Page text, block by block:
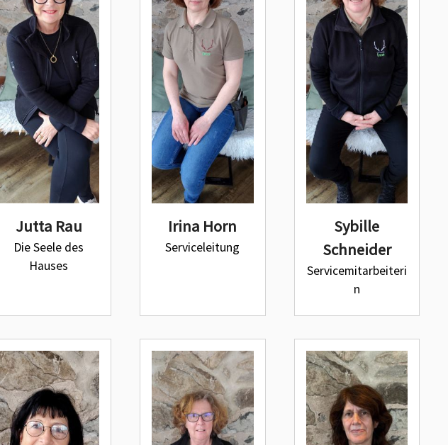
Jutta Rau
Die Seele des
Hauses
Irina Horn
Serviceleitung
Sybille
Schneider
Servicemitarbeiteri
n